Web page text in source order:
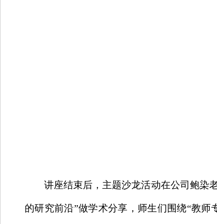
讲座结束后，主题沙龙活动在公司鲍染
的研究前沿”做学术分享， 师生们围绕“教师